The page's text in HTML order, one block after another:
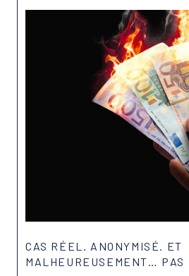
CAS RÉEL. ANONYMISÉ. ET
MALHEUREUSEMENT… PAS